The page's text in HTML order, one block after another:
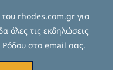
rhodes.com.gr για
όλες τις εκδηλώσεις
Ρόδου στο email σας.